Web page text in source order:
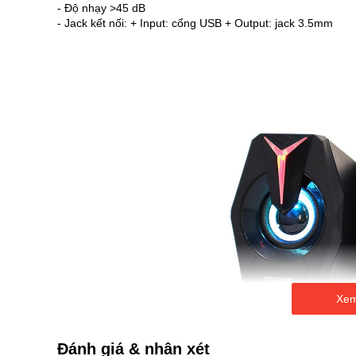
- Độ nhạy >45 dB
- Jack kết nối: + Input: cổng USB + Output: jack 3.5mm
Đánh giá & nhận xét